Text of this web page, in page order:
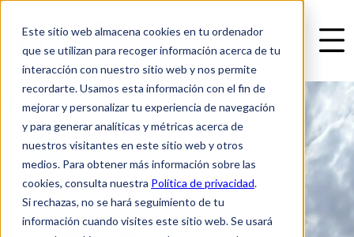
Este sitio web almacena cookies en tu ordenador
que se utilizan para recoger información acerca de tu
interacción con nuestro sitio web y nos permite
recordarte. Usamos esta información con el fin de
mejorar y personalizar tu experiencia de navegación
y para generar analíticas y métricas acerca de
nuestros visitantes en este sitio web y otros
medios. Para obtener más información sobre las
cookies, consulta nuestra Política de privacidad.
Si rechazas, no se hará seguimiento de tu
información cuando visites este sitio web. Se usará